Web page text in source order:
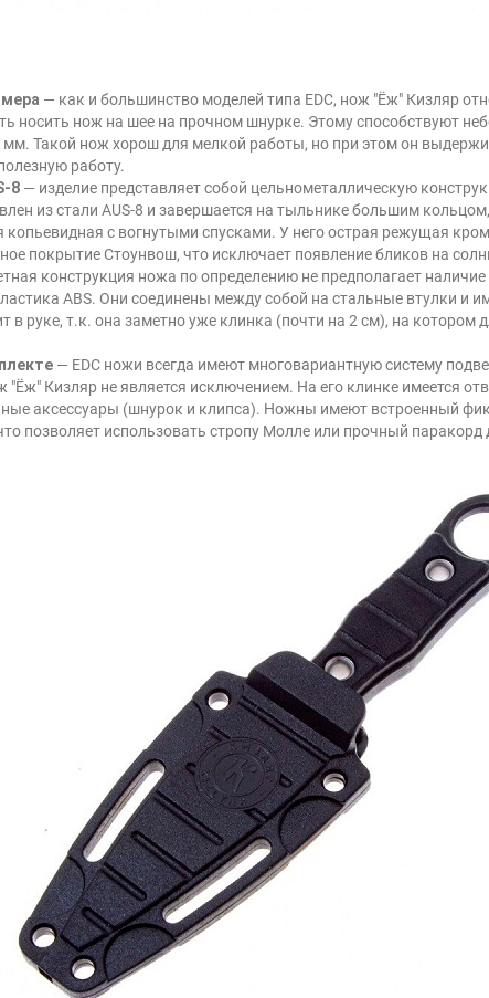
— как и большинство моделей типа EDC, нож "Ёж" Кизляр
носить нож на шее на прочном шнурке. Этому способствуют
Такой нож хорош для мелкой работы, но при этом он
работу.
8 — изделие представляет собой цельнометаллическую
из стали AUS-8 и завершается на тыльнике большим
с вогнутыми спусками. У него острая режущая
покрытие Стоунвош, что исключает появление бликов на
конструкция ножа по определению не предполагает
ABS. Они соединены между собой на стальные втулки и
в руке, т.к. она заметно уже клинка (почти на 2 см), на котором
— EDC ножи всегда имеют многовариантную систему
Кизляр не является исключением. На его клинке имеется
аксессуары (шнурок и клипса). Ножны имеют встроенный
позволяет использовать стропу Молле или прочный